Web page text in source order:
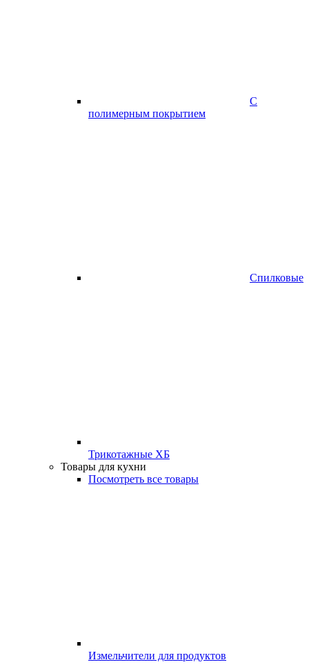
С
полимерным покрытием
Спилковые
Трикотажные ХБ
Товары для кухни
Посмотреть все товары
Измельчители для продуктов